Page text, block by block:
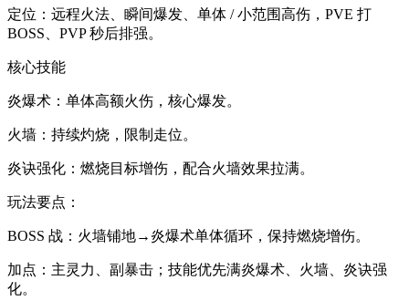
定位：远程火法、瞬间爆发、单体 / 小范围高伤，PVE 打
BOSS、PVP 秒后排强。
核心技能
炎爆术：单体高额火伤，核心爆发。
火墙：持续灼烧，限制走位。
炎诀强化：燃烧目标增伤，配合火墙效果拉满。
玩法要点：
BOSS 战：火墙铺地→炎爆术单体循环，保持燃烧增伤。
加点：主灵力、副暴击；技能优先满炎爆术、火墙、炎诀强
化。